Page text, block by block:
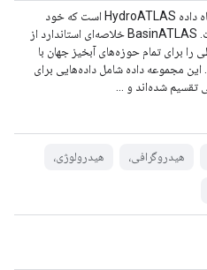
BasinATLAS بخشی از پایگاه داده HydroATLAS است که خود
بخشی از HydroSHEDS است. BasinATLAS خلاصه‌ای استاندارد از
برای تمام حوزه‌های آبخیز جهان با
مجموعه داده شامل داده‌هایی برای
هیدروگرافی، هیدرولوژی،